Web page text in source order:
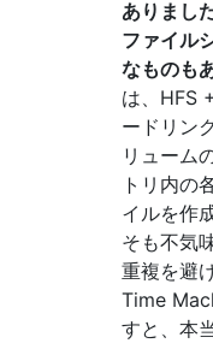
ありまし
ファイル
なものも
は、HFS
ードリン
リューム
トリ内の
イルを作
そも不気
重複を避
Time
すと、本